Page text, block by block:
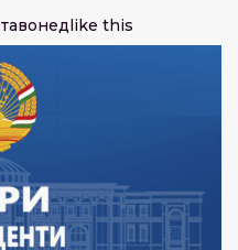
like this